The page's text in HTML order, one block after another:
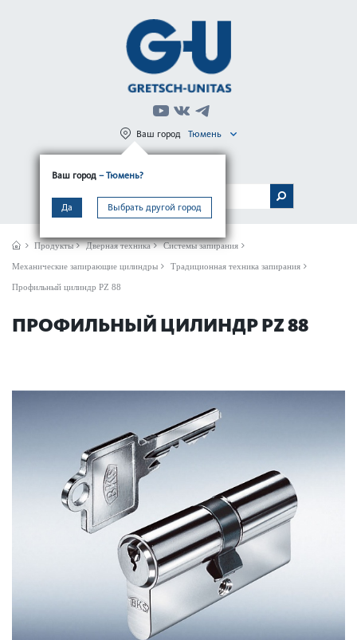
Ваш город – Тюмень?
Да Выбрать другой город
Ваш город Тюмень
МЕНЮ
Продукты Дверная техника Системы запирания
Механические запирающие цилиндры Традиционная техника запирания
Профильный цилиндр PZ 88
ПРОФИЛЬНЫЙ ЦИЛИНДР PZ 88